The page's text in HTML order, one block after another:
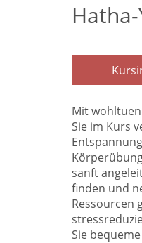
Mit
Sie im Kurs
sanft
finden und
Ressourcen
Sie